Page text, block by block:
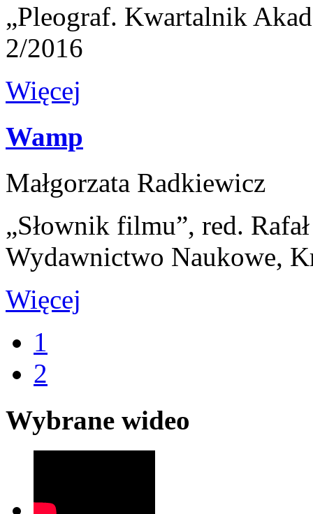
„Pleograf. Kwartalnik
2/2016
Więcej
Wamp
Małgorzata Radkiewicz
„Słownik filmu”, red.
Wydawnictwo Naukowe,
Więcej
1
2
Wybrane wideo